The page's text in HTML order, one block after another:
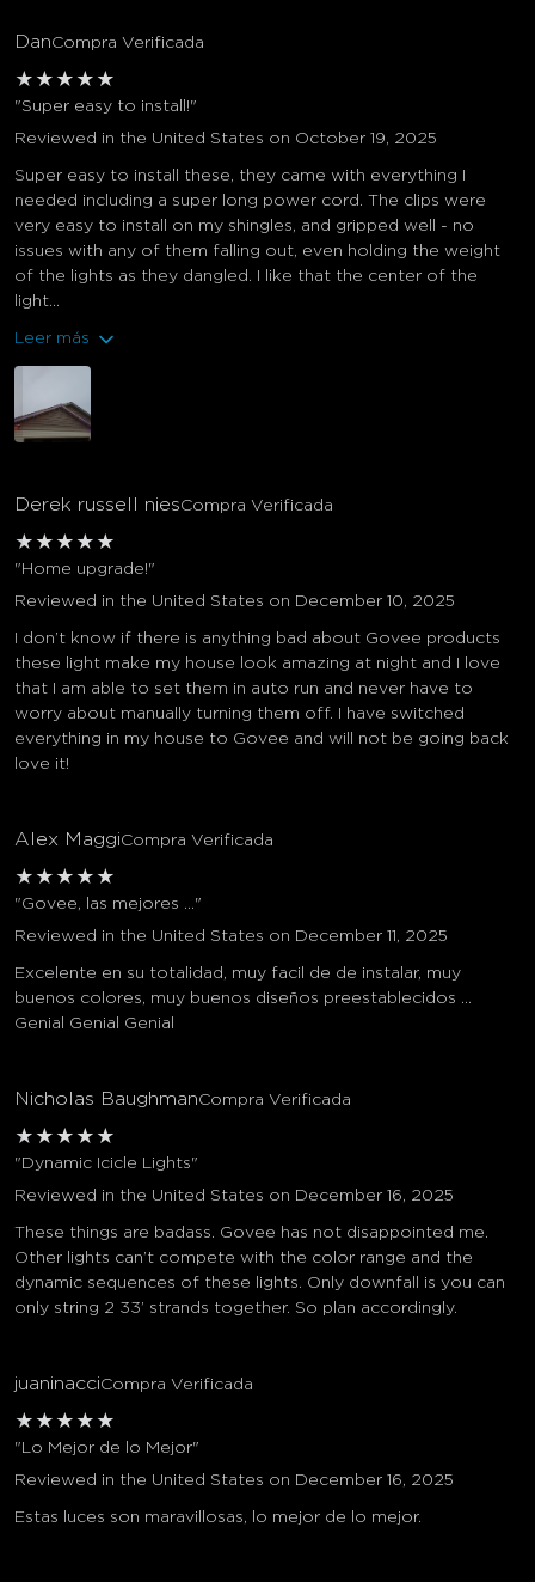
DanCompra Verificada
★ ★ ★ ★ ★
"Super easy to install!"
Reviewed in the United States on October 19, 2025
Super easy to install these, they came with everything I
needed including a super long power cord. The clips were
very easy to install on my shingles, and gripped well - no
issues with any of them falling out, even holding the weight
of the lights as they dangled. I like that the center of the
light...
Leer más
Derek russell niesCompra Verificada
★ ★ ★ ★ ★
"Home upgrade!"
Reviewed in the United States on December 10, 2025
I don’t know if there is anything bad about Govee products
these light make my house look amazing at night and I love
that I am able to set them in auto run and never have to
worry about manually turning them off. I have switched
everything in my house to Govee and will not be going back
love it!
Alex MaggiCompra Verificada
★ ★ ★ ★ ★
"Govee, las mejores ..."
Reviewed in the United States on December 11, 2025
Excelente en su totalidad, muy facil de de instalar, muy
buenos colores, muy buenos diseños preestablecidos ...
Genial Genial Genial
Nicholas BaughmanCompra Verificada
★ ★ ★ ★ ★
"Dynamic Icicle Lights"
Reviewed in the United States on December 16, 2025
These things are badass. Govee has not disappointed me.
Other lights can’t compete with the color range and the
dynamic sequences of these lights. Only downfall is you can
only string 2 33’ strands together. So plan accordingly.
juaninacciCompra Verificada
★ ★ ★ ★ ★
"Lo Mejor de lo Mejor"
Reviewed in the United States on December 16, 2025
Estas luces son maravillosas, lo mejor de lo mejor.